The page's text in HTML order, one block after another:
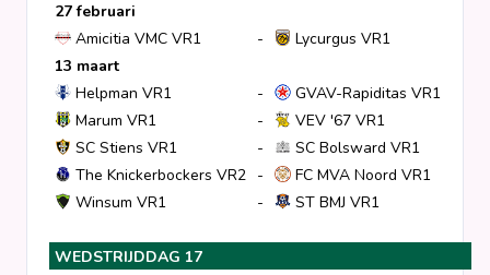
27 februari
Amicitia VMC VR1
-
Lycurgus VR1
13 maart
Helpman VR1
-
GVAV-Rapiditas VR1
Marum VR1
-
VEV '67 VR1
SC Stiens VR1
-
SC Bolsward VR1
The Knickerbockers VR2 -
FC MVA Noord VR1
Winsum VR1
- ST BMJ VR1
WEDSTRIJDDAG 17